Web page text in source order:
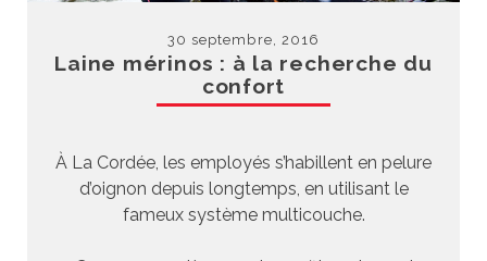
30 septembre, 2016
Laine mérinos : à la recherche du
confort
À La Cordée, les employés s’habillent en pelure
d’oignon depuis longtemps, en utilisant le
fameux système multicouche.